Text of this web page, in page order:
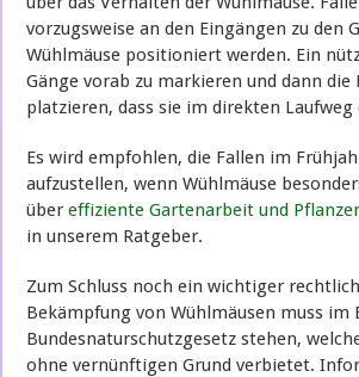
vorzugsweise an den Eingängen zu den
Wühlmäuse positioniert werden. Ein
Gänge vorab zu markieren und dann die
platzieren, dass sie im direkten
Es wird empfohlen, die Fallen im
aufzustellen, wenn Wühlmäuse
übereffiziente Gartenarbeit und
in unserem Ratgeber.
Zum Schluss noch ein wichtiger
Bekämpfung von Wühlmäusen muss im
Bundesnaturschutzgesetz stehen,
ohne vernünftigen Grund verbietet.